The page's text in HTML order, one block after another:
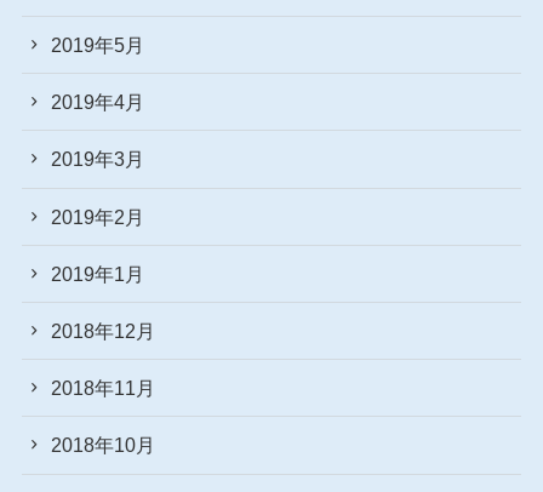
2019年5月
2019年4月
2019年3月
2019年2月
2019年1月
2018年12月
2018年11月
2018年10月